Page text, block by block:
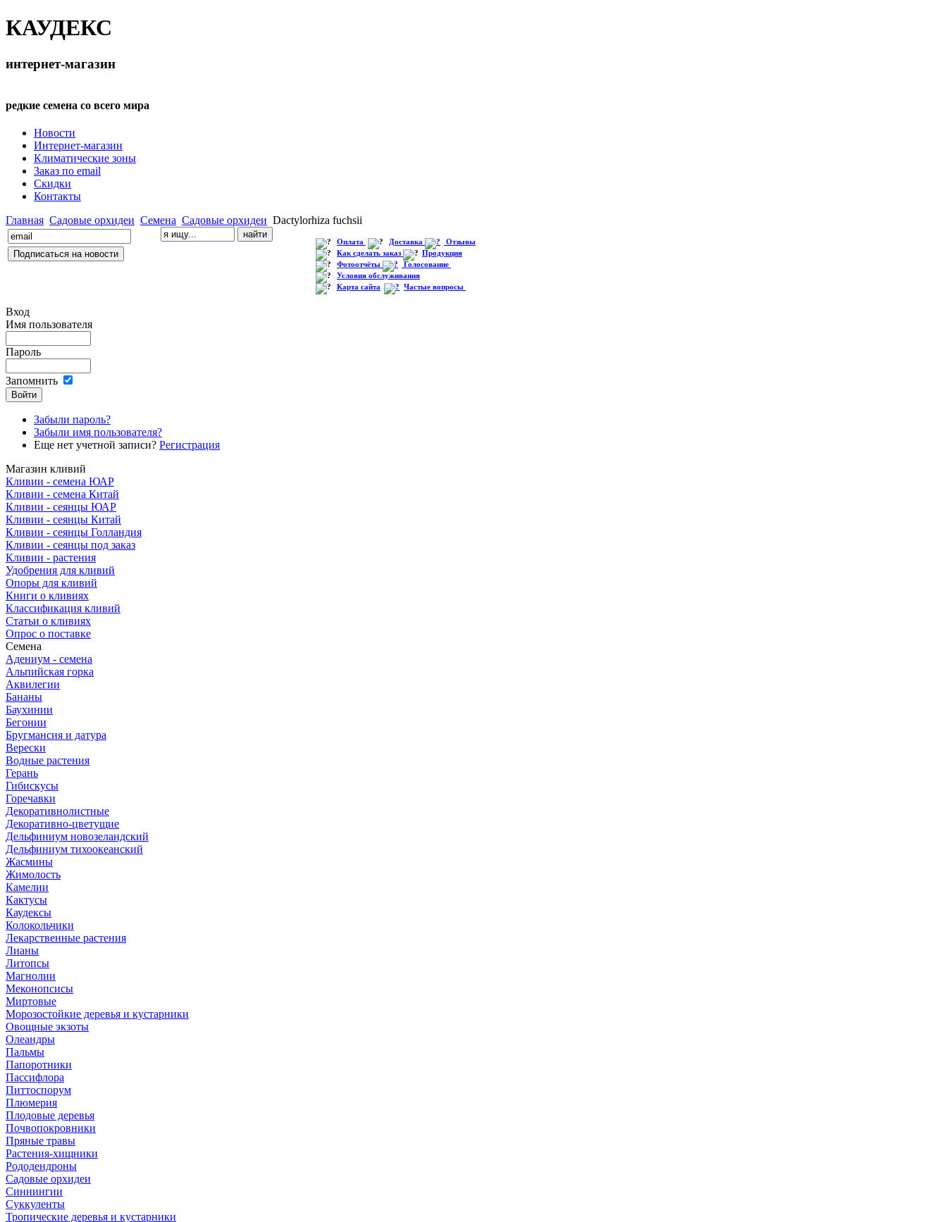
КАУДЕКС
интернет-магазин
редкие семена со всего мира
Новости
Интернет-магазин
Климатические зоны
Заказ по email
Скидки
Контакты
Главная Садовые орхидеи Семена Садовые орхидеи Dactylorhiza fuchsii
Оплата Доставка
Отзывы
Как сделать заказ
Продукция
Фотоотчёты
Голосование
Условия обслуживания
Карта сайта
Частые вопросы
Вход
Имя пользователя
Пароль
Запомнить
Забыли пароль?
Забыли имя пользователя?
Еще нет учетной записи? Регистрация
Магазин кливий
Кливии - семена ЮАР
Кливии - семена Китай
Кливии - сеянцы ЮАР
Кливии - сеянцы Китай
Кливии - сеянцы Голландия
Кливии - сеянцы под заказ
Кливии - растения
Удобрения для кливий
Опоры для кливий
Книги о кливиях
Классификация кливий
Статьи о кливиях
Опрос о поставке
Семена
Адениум - семена
Альпийская горка
Аквилегии
Бананы
Баухинии
Бегонии
Бругмансия и датура
Верески
Водные растения
Герань
Гибискусы
Горечавки
Декоративнолистные
Декоративно-цветущие
Дельфиниум новозеландский
Дельфиниум тихоокеанский
Жасмины
Жимолость
Камелии
Кактусы
Каудексы
Колокольчики
Лекарственные растения
Лианы
Литопсы
Магнолии
Меконопсисы
Миртовые
Морозостойкие деревья и кустарники
Овощные экзоты
Олеандры
Пальмы
Папоротники
Пассифлора
Питтоспорум
Плюмерия
Плодовые деревья
Почвопокровники
Пряные травы
Растения-хищники
Рододендроны
Садовые орхидеи
Синнингии
Суккуленты
Тропические деревья и кустарники